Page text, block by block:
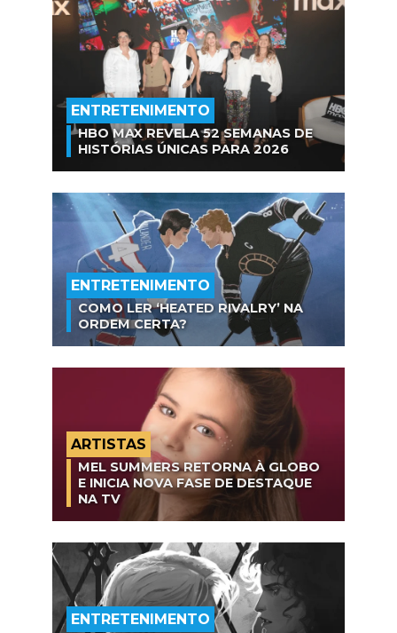
ENTRETENIMENTO
HBO MAX REVELA 52 SEMANAS DE
HISTÓRIAS ÚNICAS PARA 2026
ENTRETENIMENTO
COMO LER ‘HEATED RIVALRY’ NA
ORDEM CERTA?
ARTISTAS
MEL SUMMERS RETORNA À GLOBO
E INICIA NOVA FASE DE DESTAQUE
NA TV
ENTRETENIMENTO